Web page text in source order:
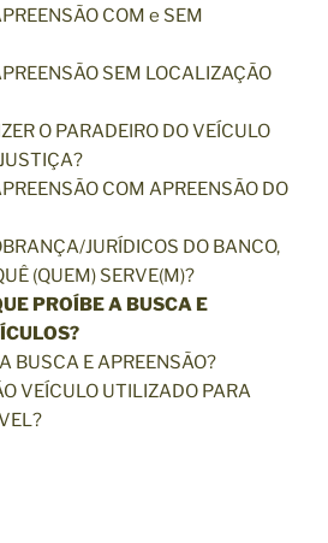
COM e SEM
SEM LOCALIZAÇÃO
O PARADEIRO DO VEÍCULO
COM APREENSÃO DO
JURÍDICOS DO BANCO,
(QUEM) SERVE(M)?
PROÍBE A BUSCA E
BUSCA E APREENSÃO?
VEÍCULO UTILIZADO PARA